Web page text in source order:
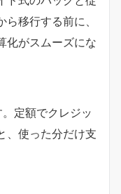
移行する前に、
化がスムーズにな
定額でクレジッ
、使った分だけ支